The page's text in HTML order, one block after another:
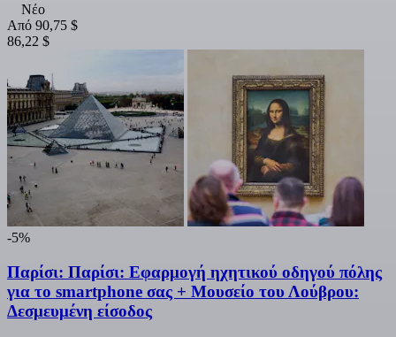
Νέο
Από 90,75 $
86,22 $
-5%
Παρίσι: Παρίσι: Εφαρμογή ηχητικού οδηγού πόλης
για το smartphone σας + Μουσείο του Λούβρου:
Δεσμευμένη είσοδος